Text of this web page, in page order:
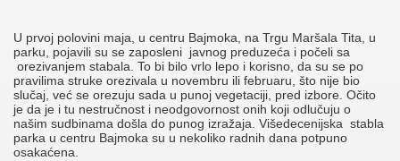
U prvoj polovini maja, u centru Bajmoka, na Trgu Maršala Tita, u
parku, pojavili su se zaposleni javnog preduzeća i počeli sa
orezivanjem stabala. To bi bilo vrlo lepo i korisno, da su se po
pravilima struke orezivala u novembru ili februaru, što nije bio
slučaj, već se orezuju sada u punoj vegetaciji, pred izbore. Očito
je da je i tu nestručnost i neodgovornost onih koji odlučuju o
našim sudbinama došla do punog izražaja. Višedecenijska stabla
parka u centru Bajmoka su u nekoliko radnih dana potpuno
osakaćena.